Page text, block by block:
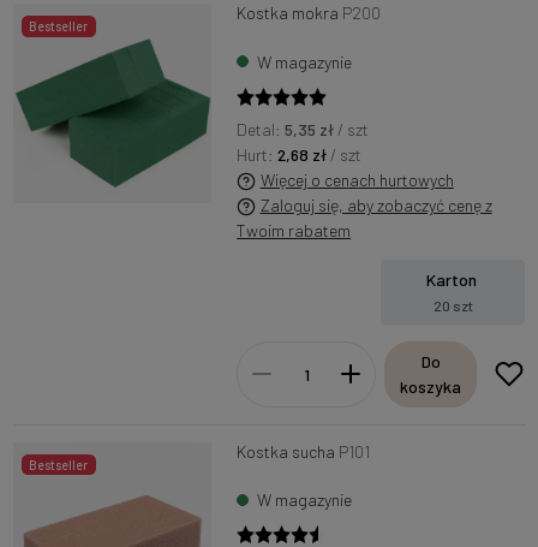
Bestseller
Kostka mokra P200
W magazynie
Detal: 5,35 zł / szt
Hurt:2,68 zł / szt
Więcej o cenach hurtowych
Zaloguj się, aby zobaczyć cenę z
Twoim rabatem
Karton
20 szt
Do
koszyka
Bestseller
Kostka sucha P101
W magazynie